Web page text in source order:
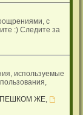
с
:) Следите за
используемые
ПЕШКОМ ЖЕ,